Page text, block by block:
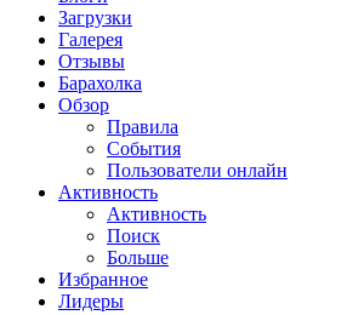
Загрузки
Галерея
Отзывы
Барахолка
Обзор
Правила
События
Пользователи онлайн
Активность
Активность
Поиск
Больше
Избранное
Лидеры